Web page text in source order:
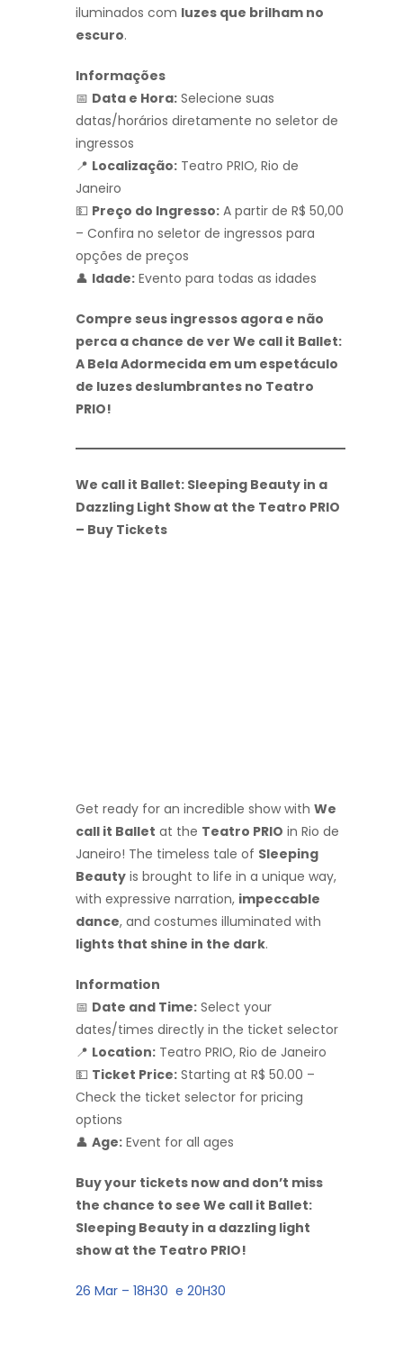
iluminados com luzes que brilham no
escuro.
Informações
📅 Data e Hora: Selecione suas
datas/horários diretamente no seletor de
ingressos
📍 Localização: Teatro PRIO, Rio de
Janeiro
💵 Preço do Ingresso: A partir de R$ 50,00
– Confira no seletor de ingressos para
opções de preços
👤 Idade: Evento para todas as idades
Compre seus ingressos agora e não
perca a chance de ver We call it Ballet:
A Bela Adormecida em um espetáculo
de luzes deslumbrantes no Teatro
PRIO!
We call it Ballet: Sleeping Beauty in a
Dazzling Light Show at the Teatro PRIO
– Buy Tickets
Get ready for an incredible show with We
call it Ballet at the Teatro PRIO in Rio de
Janeiro! The timeless tale of Sleeping
Beauty is brought to life in a unique way,
with expressive narration, impeccable
dance, and costumes illuminated with
lights that shine in the dark.
Information
📅 Date and Time: Select your
dates/times directly in the ticket selector
📍 Location: Teatro PRIO, Rio de Janeiro
💵 Ticket Price: Starting at R$ 50.00 –
Check the ticket selector for pricing
options
👤 Age: Event for all ages
Buy your tickets now and don’t miss
the chance to see We call it Ballet:
Sleeping Beauty in a dazzling light
show at the Teatro PRIO!
26 Mar – 18H30 e 20H30